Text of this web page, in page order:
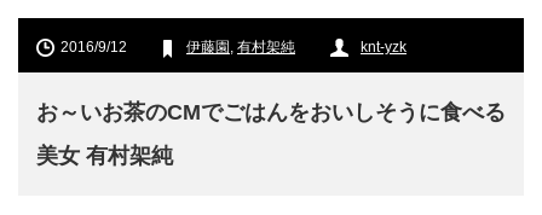
2016/9/12 伊藤園 , 有村架純 knt-yzk
お～いお茶のCMでごはんをおいしそうに食べる
美女 有村架純